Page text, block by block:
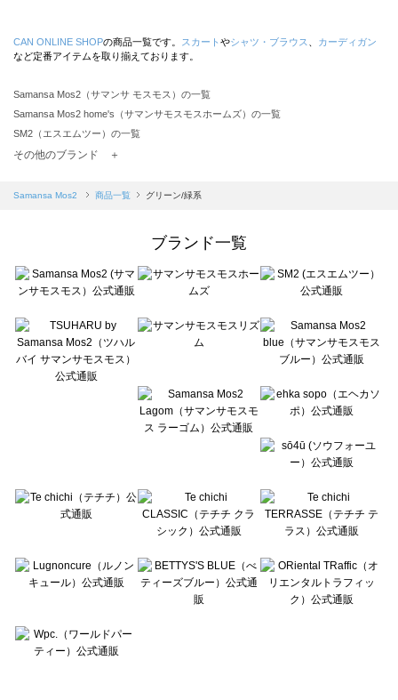
CAN ONLINE SHOPの商品一覧です。 スカート やシャツ・ブラウス
カーディガン
など定番アイテムを取り揃えております。
Samansa Mos2（サマンサ モスモス）の一覧
Samansa Mos2 home's（サマンサモスモスホームズ）の一覧
SM2（エスエムツー）の一覧
TSUHARU by Samansa Mos2（ツハルバイサマンサモスモス）の一覧
Samansa Mos2 blue（サマンサモスモス ブルー）の一覧
Te chichi（テチチ）の一覧
Te chichi CLASSIC（テチチ クラシック）の一覧
Lugnoncure（ルノンキュール）の一覧
BETTY'S BLUE（べティーズブルー）の一覧
Wpc.（ワールドパーティー）の一覧
その他のブランド ＋
Samansa Mos2 商品一覧 グリーン/緑系
ブランド一覧